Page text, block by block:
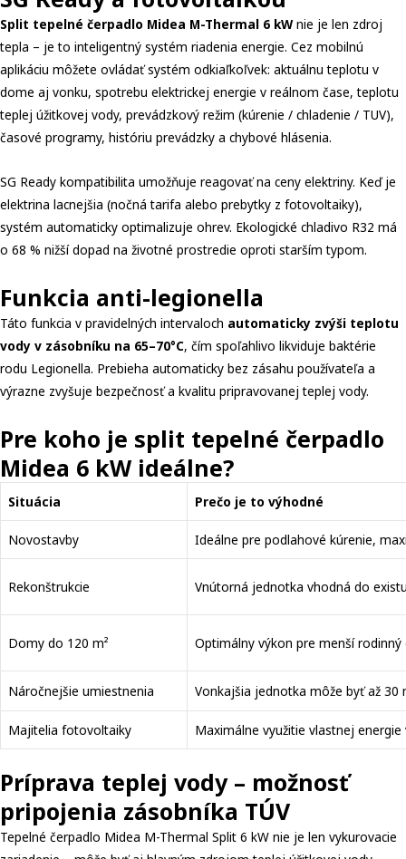
Split tepelné čerpadlo Midea M-Thermal 6 kWnie je len zdroj
tepla – je to inteligentný systém riadenia energie. Cez mobilnú
aplikáciu môžete ovládať systém odkiaľkoľvek: aktuálnu teplotu v
dome aj vonku, spotrebu elektrickej energie v reálnom čase, teplotu
teplej úžitkovej vody, prevádzkový režim (kúrenie / chladenie / TUV),
časové programy, históriu prevádzky a chybové hlásenia.
SG Ready kompatibilita umožňuje reagovať na ceny elektriny. Keď je
elektrina lacnejšia (nočná tarifa alebo prebytky z fotovoltaiky),
systém automaticky optimalizuje ohrev. Ekologické chladivo R32 má
o 68 % nižší dopad na životné prostredie oproti starším typom.
Funkcia anti-legionella
Táto funkcia v pravidelných intervaloch automaticky zvýši teplotu
vody v zásobníku na 65–70°C, čím spoľahlivo likviduje baktérie
rodu Legionella. Prebieha automaticky bez zásahu používateľa a
výrazne zvyšuje bezpečnosť a kvalitu pripravovanej teplej vody.
Pre koho je split tepelné čerpadlo
Midea 6 kW ideálne?
Situácia Prečo je to výhodné
Novostavby Ideálne pre podlahové kúrenie,
Rekonštrukcie Vnútorná jednotka vhodná do
Domy do 120 m² Optimálny výkon pre menší
Náročnejšie umiestnenia Vonkajšia jednotka môže byť až
Majitelia fotovoltaiky Maximálne využitie vlastnej energie
Príprava teplej vody – možnosť
pripojenia zásobníka TÚV
Tepelné čerpadlo Midea M-Thermal Split 6 kW nie je len vykurovacie